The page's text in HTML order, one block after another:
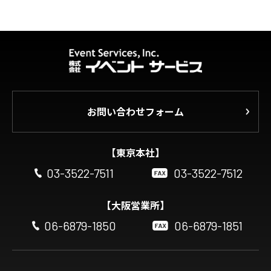
お問い合わせフォーム
【東京本社】
03-3522-7511
03-3522-7512
【大阪営業所】
06-6879-1850
06-6879-1851